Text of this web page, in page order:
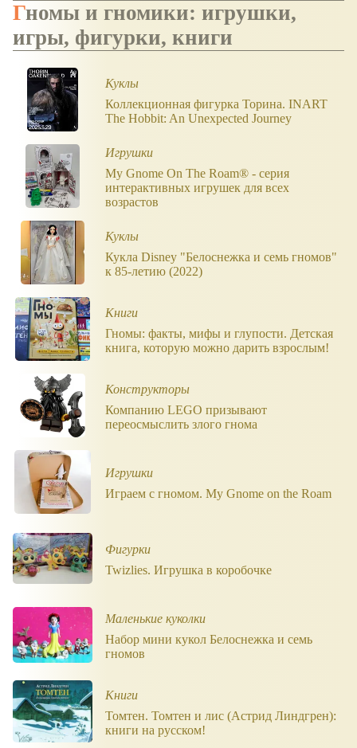
Гномы и гномики: игрушки,
игры, фигурки, книги
Куклы
Коллекционная фигурка Торина. INART
The Hobbit: An Unexpected Journey
Игрушки
My Gnome On The Roam® - серия
интерактивных игрушек для всех
возрастов
Куклы
Кукла Disney "Белоснежка и семь гномов"
к 85-летию (2022)
Книги
Гномы: факты, мифы и глупости. Детская
книга, которую можно дарить взрослым!
Конструкторы
Компанию LEGO призывают
переосмыслить злого гнома
Игрушки
Играем с гномом. My Gnome on the Roam
Фигурки
Twizlies. Игрушка в коробочке
Маленькие куколки
Набор мини кукол Белоснежка и семь
гномов
Книги
Томтен. Томтен и лис (Астрид Линдгрен):
книги на русском!